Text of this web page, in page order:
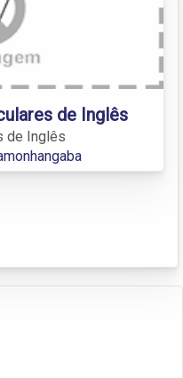
de Inglês
de Inglês